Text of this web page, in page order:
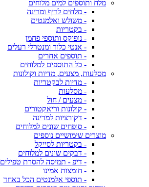
מלח ותוספים למים מלוחים
- מלחים לריף ומרינה
- משולש ואלמנטים
- בקטריות
- נופוקס ותוספי פחמן
- אנטי כלור ומנטרלי רעלים
- תוספים אחרים
- כל התוספים למלוחים
מסלעות, מצעים, מדיות וקולונות
- מדיות לבקטריות
- מסלעות
- מצעים / חול
- קולונות וריאקטורים
- דקורציות למרינה
- סופחים שונים למלוחים
מוצרים שימושיים נוספים
- בקטריות לסייקל
- דבקים שונים למלוחים
- דיפ - תמיסה להסרת טפילים
- חומצות אמינו
- תוספי אלמנטים הכל באחד